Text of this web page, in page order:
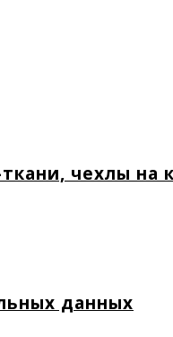
чехлы на
данных